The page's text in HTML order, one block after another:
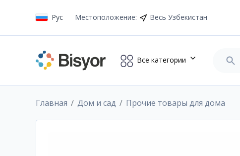
Рус Местоположение: Весь Узбекистан
Все категории
Главная Дом и сад Прочие товары для дома